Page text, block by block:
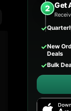
2 Get
✓
✓New
Deals
✓Bulk